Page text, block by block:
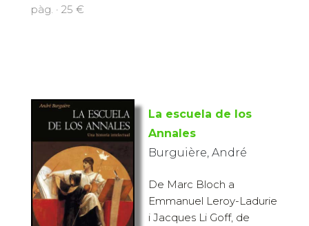
pàg. · 25 €
La escuela de los
Annales
Burguière, André
De Marc Bloch a
Emmanuel Leroy-Ladurie
i Jacques Li Goff, de